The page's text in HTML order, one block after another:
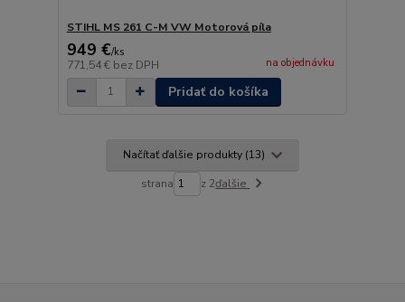
STIHL MS 261 C-M VW Motorová píla
949 €/ks
771,54 € bez DPH na objednávku
Pridať do košíka
Načítať ďalšie produkty (13)
strana z 2ďalšie